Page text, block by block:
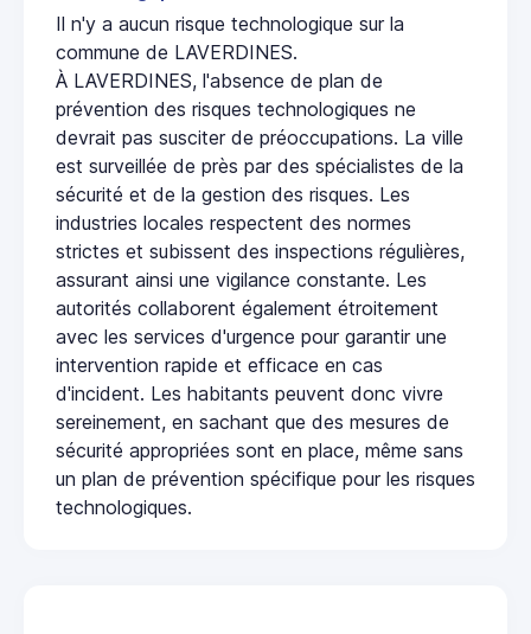
Il n'y a aucun risque technologique sur la
commune de LAVERDINES.
À LAVERDINES, l'absence de plan de
prévention des risques technologiques ne
devrait pas susciter de préoccupations. La ville
est surveillée de près par des spécialistes de la
sécurité et de la gestion des risques. Les
industries locales respectent des normes
strictes et subissent des inspections régulières,
assurant ainsi une vigilance constante. Les
autorités collaborent également étroitement
avec les services d'urgence pour garantir une
intervention rapide et efficace en cas
d'incident. Les habitants peuvent donc vivre
sereinement, en sachant que des mesures de
sécurité appropriées sont en place, même sans
un plan de prévention spécifique pour les risques
technologiques.